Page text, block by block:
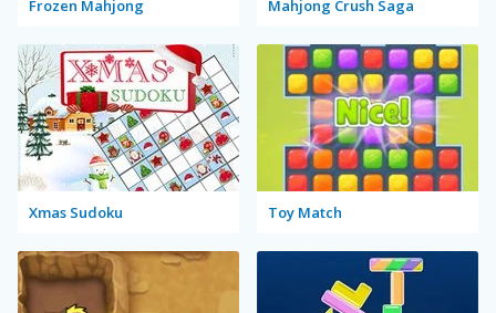
Frozen Mahjong Mahjong Crush Saga
Xmas Sudoku Toy Match